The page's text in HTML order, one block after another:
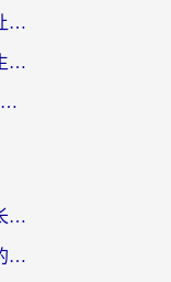
国外如何听国内音乐软件？别让地域限制，断了你的中文歌单
海外哪里能看奥运直播？留学生&海外华人必看的体育赛事观赛终极指南
12123交管在国外怎么使用不了？海外华人必看的无缝访问国内资源指南
意大利怎么玩模拟城市我是市长？海外党国服游戏加速终极攻略（附三国3量子特攻解决办法）
人在海外，如何选择一款靠谱的玩剑灵2加速器？